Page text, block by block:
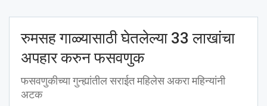
रुमसह गाळ्यासाठी घेतलेल्या 33 लाखांचा
अपहार करुन फसवणुक
फसवणुकीच्या गुन्ह्यांतील सराईत महिलेस अकरा महिन्यांनी
अटक